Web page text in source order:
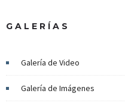
GALERÍAS
Galería de Video
Galería de Imágenes